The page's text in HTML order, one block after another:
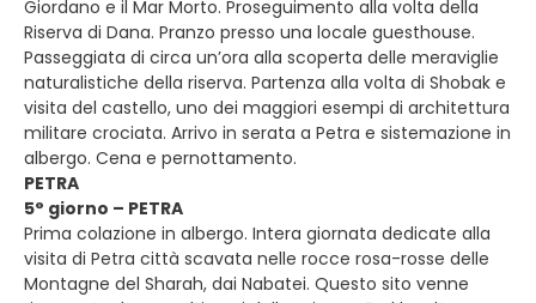
Giordano e il Mar Morto. Proseguimento alla volta della
Riserva di Dana. Pranzo presso una locale guesthouse.
Passeggiata di circa un’ora alla scoperta delle meraviglie
naturalistiche della riserva. Partenza alla volta di Shobak e
visita del castello, uno dei maggiori esempi di architettura
militare crociata. Arrivo in serata a Petra e sistemazione in
albergo. Cena e pernottamento.
PETRA
5° giorno – PETRA
Prima colazione in albergo. Intera giornata dedicate alla
visita di Petra città scavata nelle rocce rosa-rosse delle
Montagne del Sharah, dai Nabatei. Questo sito venne